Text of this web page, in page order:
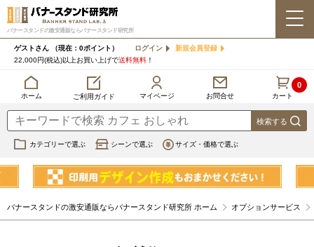
バナースタンドの激安通販ならバナースタンド研究所
ゲストさん （現在：0ポイント） ログイン
新規会員登録
22,000円(税込)以上お買い上げで送料無料 ！
ホーム ご利用ガイド マイページ お問合せ カート
0
カテゴリーで選ぶ シーンで選ぶ サイズ・価格で選ぶ
バナースタンドの激安通販ならバナースタンド研究所 ホーム オプションサービス